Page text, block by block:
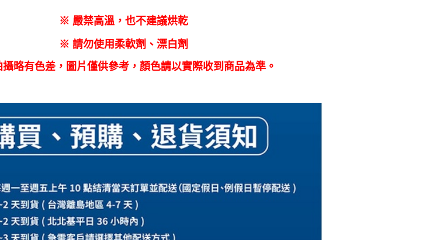
※ 嚴禁高溫，也不建議烘乾
※ 請勿使用柔軟劑、漂白劑
攝略有色差，圖片僅供參考，顏色請以實際收到商品為準。